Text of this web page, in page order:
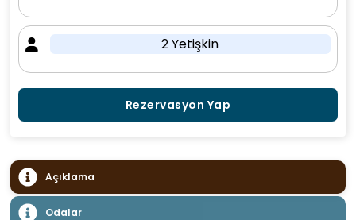
2 Yetişkin
Rezervasyon Yap
Açıklama
Odalar